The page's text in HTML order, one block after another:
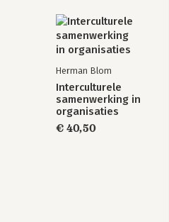
Herman Blom
Interculturele
samenwerking in
organisaties
€ 40,50